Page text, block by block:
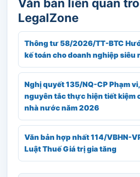
Văn bản liên quan
LegalZone
Thông tư 58/2026/TT-BTC
kế toán cho doanh nghiệp siêu
Nghị quyết 135/NQ-CP Phạm
nguyên tắc thực hiện tiết kiệm
nhà nước năm 2026
Văn bản hợp nhất 114/VBHN-
Luật Thuế Giá trị gia tăng